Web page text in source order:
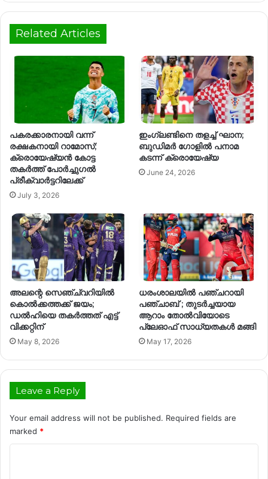
Related Articles
പകരക്കാരനായി വന്ന്
രക്ഷകനായി റാമോസ്;
ക്രൊയേഷ്യൻ കോട്ട
തകർത്ത് പോർച്ചുഗൽ
പ്രീക്വാർട്ടറിലേക്ക്
July 3, 2026
ഇംഗ്ലണ്ടിനെ തളച്ച് ഘാന;
ബുഡിമർ ഗോളിൽ പനാമ
കടന്ന് ക്രൊയേഷ്യ
June 24, 2026
അലന്റെ സെഞ്ച്വറിയിൽ
കൊൽക്കത്തക്ക് ജയം;
ഡൽഹിയെ തകർത്തത് എട്ട്
വിക്കറ്റിന്
May 8, 2026
ധരംശാലയിൽ പഞ്ചറായി
പഞ്ചാബ് ; തുടർച്ചയായ
ആറാം തോൽവിയോടെ
പ്ലേഓഫ് സാധ്യതകൾ മങ്ങി
May 17, 2026
Leave a Reply
Your email address will not be published. Required fields are
marked *